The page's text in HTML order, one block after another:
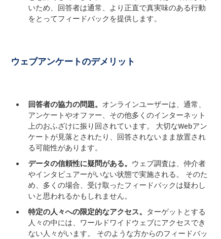
いため、回答者は通常、より正直で真実味のある行動
をとってフィードバックを提供します。
ウェブアンケートのデメリット
回答者の協力の問題。 オンラインユーザーは、通常、
アンケートやオファー、その他多くのインターネット
上のおふざけに振り回されています。 大切なWebアン
ケートが見落とされたり、回答されないまま放置され
る可能性があります。
データの信頼性に疑問がある。 ウェブ調査は、仲介者
やインタビュアーがいない状態で実施される。 そのた
め、多くの場合、受け取ったフィードバックは疑わし
いと思われるかもしれません。
特定の人々への限定的なアクセス。 ターゲットとする
人々の中には、ワールドワイドウェブにアクセスでき
ない人々がいます。 そのような方からのフィードバッ